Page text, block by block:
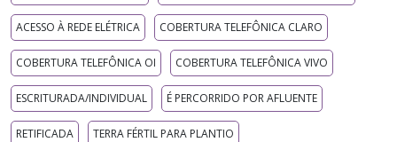
ACESSO À REDE ELÉTRICA COBERTURA TELEFÔNICA CLARO
COBERTURA TELEFÔNICA OI COBERTURA TELEFÔNICA VIVO
ESCRITURADA/INDIVIDUAL É PERCORRIDO POR AFLUENTE
RETIFICADA TERRA FÉRTIL PARA PLANTIO